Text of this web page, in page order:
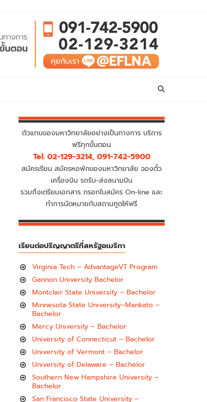
ตัวแทนของมหาวิทยาลัยอย่างเป็นทางการ บริการ
ฟรีทุกขั้นตอน
Tel. 02-129-3214, 091-742-5900
สมัครเรียน สมัครหอพักของมหาวิทยาลัย จองตั๋ว
เครื่องบิน รถรับ-ส่งสนามบิน
รวมถึงเตรียมเอกสาร กรอกใบสมัคร On-line และ
ทำการนัดหมายกับสถานฑูตให้ฟรี
เรียนต่อปริญญาตรีที่สหรัฐอเมริกา
Virginia Tech – AdvantageVT Program
Gannon University Bachelor
Montclair State University – Bachelor
Minnesota State University–Mankato –
Bachelor
Mercy University – Bachelor
University of Connecticut – Bachelor
University of Vermont – Bachelor
University of Delaware – Bachelor
Southern New Hampshire University –
Bachelor
San Francisco State University –